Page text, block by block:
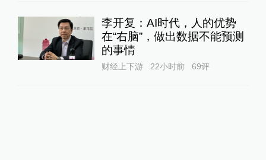
李开复：AI时代，人的优势
在“右脑”，做出数据不能预测
的事情
财经上下游 22小时前 69评